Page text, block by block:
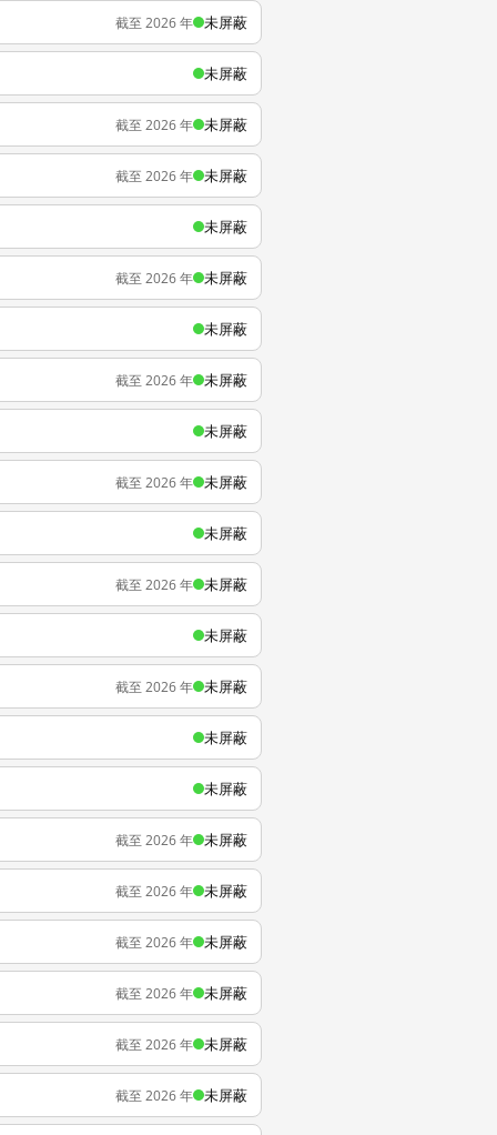
截至 2026 年 未屏蔽
未屏蔽
截至 2026 年 未屏蔽
截至 2026 年 未屏蔽
未屏蔽
截至 2026 年 未屏蔽
未屏蔽
截至 2026 年 未屏蔽
未屏蔽
截至 2026 年 未屏蔽
未屏蔽
截至 2026 年 未屏蔽
未屏蔽
截至 2026 年 未屏蔽
未屏蔽
未屏蔽
截至 2026 年 未屏蔽
截至 2026 年 未屏蔽
截至 2026 年 未屏蔽
截至 2026 年 未屏蔽
截至 2026 年 未屏蔽
截至 2026 年 未屏蔽